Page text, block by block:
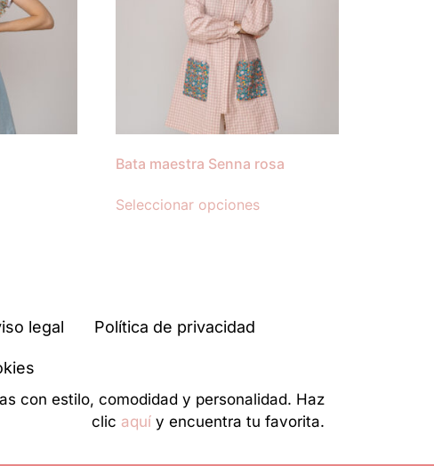
Bata maestra Senna rosa
Seleccionar opciones
legal Política de privacidad
con estilo, comodidad y personalidad. Haz
clic aquí y encuentra tu favorita.